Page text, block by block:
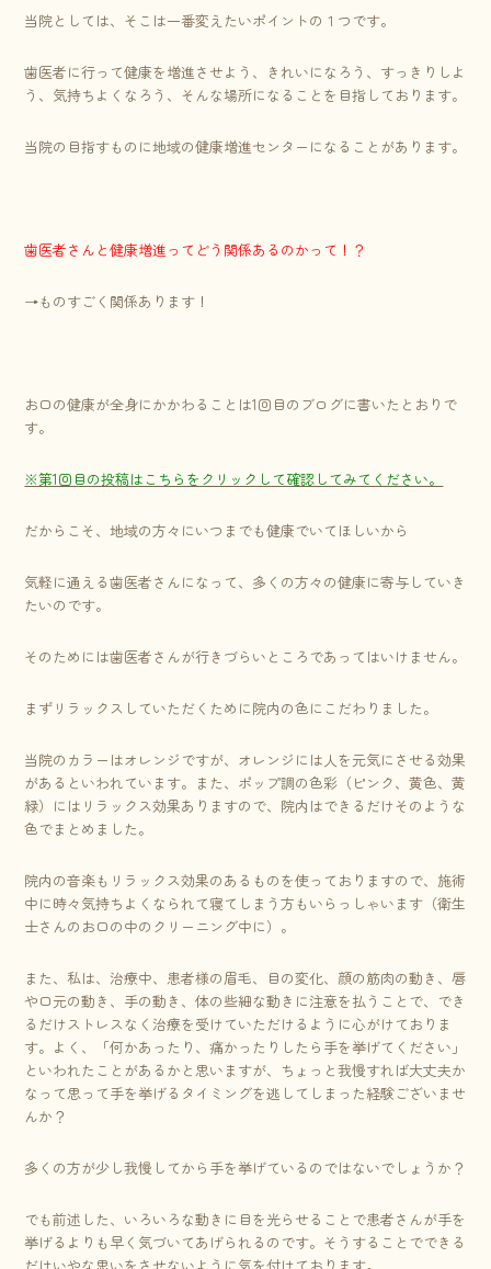
当院としては、そこは一番変えたいポイントの１つです。
歯医者に行って健康を増進させよう、きれいになろう、すっきりしよ
う、気持ちよくなろう、そんな場所になることを目指しております。
当院の目指すものに地域の健康増進センターになることがあります。
歯医者さんと健康増進ってどう関係あるのかって！？
→ものすごく関係あります！
お口の健康が全身にかかわることは1回目のブログに書いたとおりで
す。
※第1回目の投稿はこちらをクリックして確認してみてください。
だからこそ、地域の方々にいつまでも健康でいてほしいから
気軽に通える歯医者さんになって、多くの方々の健康に寄与していき
たいのです。
そのためには歯医者さんが行きづらいところであってはいけません。
まずリラックスしていただくために院内の色にこだわりました。
当院のカラーはオレンジですが、オレンジには人を元気にさせる効果
があるといわれています。また、ポップ調の色彩（ピンク、黄色、黄
緑）にはリラックス効果ありますので、院内はできるだけそのような
色でまとめました。
院内の音楽もリラックス効果のあるものを使っておりますので、施術
中に時々気持ちよくなられて寝てしまう方もいらっしゃいます（衛生
士さんのお口の中のクリーニング中に）。
また、私は、治療中、患者様の眉毛、目の変化、顔の筋肉の動き、唇
や口元の動き、手の動き、体の些細な動きに注意を払うことで、でき
るだけストレスなく治療を受けていただけるように心がけておりま
す。よく、「何かあったり、痛かったりしたら手を挙げてください」
といわれたことがあるかと思いますが、ちょっと我慢すれば大丈夫か
なって思って手を挙げるタイミングを逃してしまった経験ございませ
んか？
多くの方が少し我慢してから手を挙げているのではないでしょうか？
でも前述した、いろいろな動きに目を光らせることで患者さんが手を
挙げるよりも早く気づいてあげられるのです。そうすることでできる